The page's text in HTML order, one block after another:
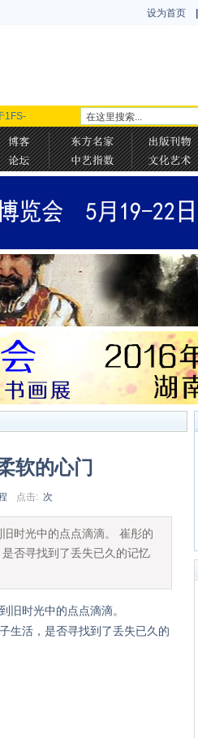
设为首页
1FS-
软的心门
点击: 次
时光中的点点滴滴。 崔彤的
否寻找到了丢失已久的记忆
时光中的点点滴滴。
活，是否寻找到了丢失已久的